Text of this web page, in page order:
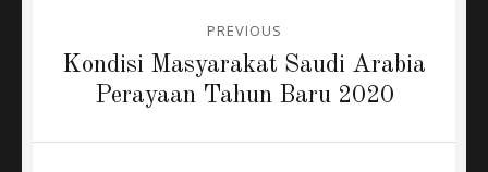
navigation
PREVIOUS
Previous
Kondisi Masyarakat Saudi Arabia
Perayaan Tahun Baru 2020